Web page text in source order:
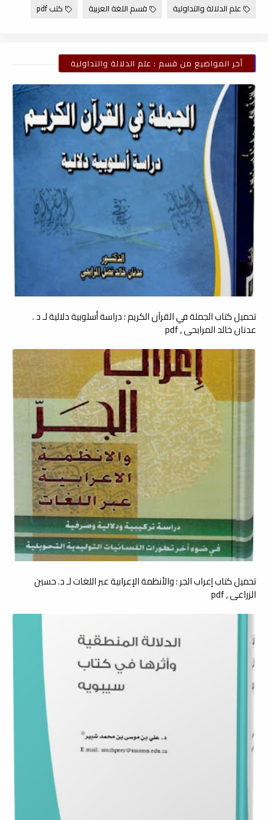
علم الدلالة والتداولية قسم اللغة العربية كتب pdf
أخر المواضيع من قسم : علم الدلالة والتداولية
تحميل كتاب الجملة في القرآن الكريم ؛ دراسة أسلوبية دلالية لـ د .
عدنان خالد المرابحي , pdf
تحميل كتاب إعراب الجر ؛ والأنظمة الإعرابية عبر اللغات لـ د. حسين
الزراعي , pdf